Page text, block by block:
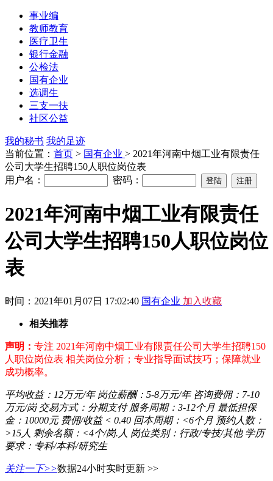
事业编
教师教育
医疗卫生
银行金融
公检法
国有企业
选调生
三支一扶
社区公益
我的秘书 我的足迹
当前位置： 首页 > 国有企业 > 2021年河南中烟工业有限责任
公司大学生招聘150人职位岗位表
用户名：
密码：
2021年河南中烟工业有限责任
公司大学生招聘150人职位岗位
表
时间：2021年01月07日 17:02:40 国有企业 加入收藏
相关推荐
声明： 专注 2021年河南中烟工业有限责任公司大学生招聘150
人职位岗位表 相关岗位分析；专业指导面试技巧；保障就业
成功概率。
平均收益： 12万元/年 岗位薪酬： 5-8万元/年 咨询费佣： 7-10
万元/岗 交易方式： 分期支付 服务周期： 3-12个月 最低担保
金： 10000元 费佣/收益 < 0.40 回本周期： <6个月 预约人数：
>15人 剩余名额： <4个/岗.人 岗位类别： 行政/专技/其他 学历
要求： 专科/本科/研究生
关注一下>>数据24小时实时更新 >>